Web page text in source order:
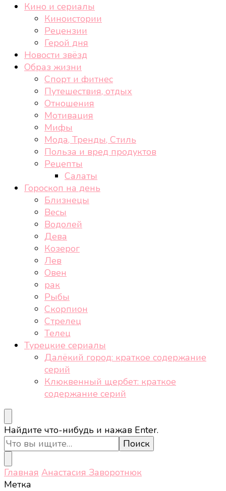
cheek-look.ru
Женский сайт о звездах и кино, а также трендах,
здоровом образе жизни, спорте, стиле, отдыхе и
Кино и сериалы
Киноистории
Рецензии
Герой дня
Новости звёзд
Образ жизни
Спорт и фитнес
Путешествия, отдых
Отношения
Мотивация
Мифы
Мода, Тренды, Стиль
Польза и вред продуктов
Рецепты
Салаты
Гороскоп на день
Близнецы
Весы
Водолей
Дева
Козерог
Лев
Овен
рак
Рыбы
Скорпион
Стрелец
Телец
Турецкие сериалы
Далёкий город: краткое содержание
серий
Клюквенный щербет: краткое
содержание серий
Ищите
что-
то?
Найдите что-нибудь и нажав Enter.
Главная Анастасия Заворотнюк
Метка